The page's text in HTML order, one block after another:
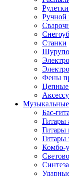
Ручной
Станки
Фены
Цепные
Бас-
Гитары
Гитары
Гитары
Комбо-